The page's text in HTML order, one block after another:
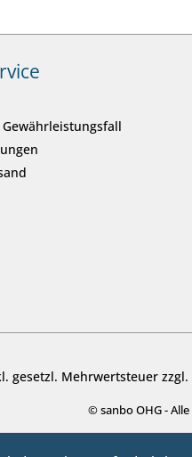
gesetzl. Mehrwertsteuer zzgl.
© sanbo OHG -